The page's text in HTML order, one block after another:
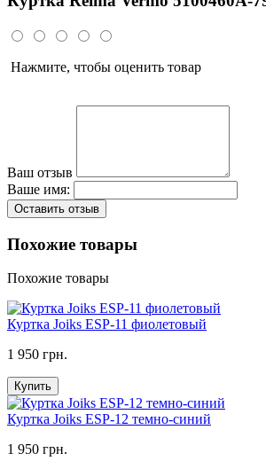
Нажмите, чтобы оценить товар
Ваш отзыв
Ваше имя:
Оставить отзыв
Похожие товары
Похожие товары
Куртка Joiks ESP-11 фиолетовый
1 950 грн.
Купить
Куртка Joiks ESP-12 темно-синий
1 950 грн.